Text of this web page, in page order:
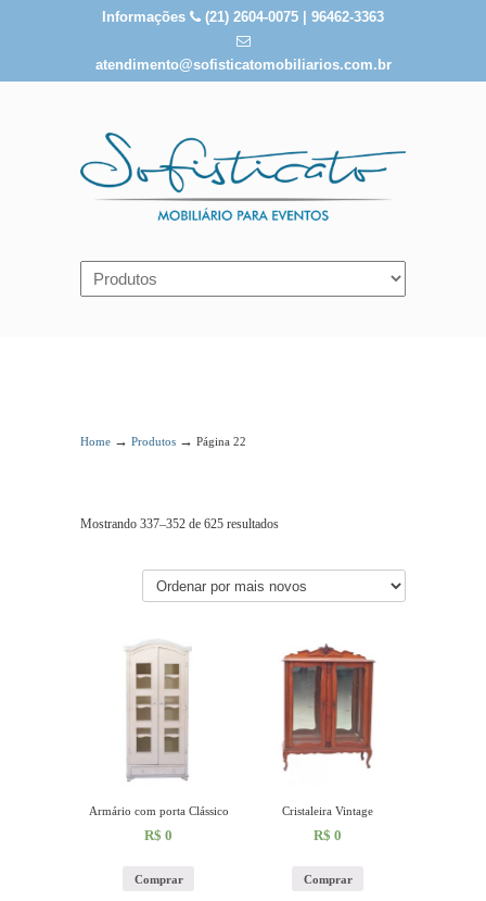
Informações (21) 2604-0075 | 96462-3363
atendimento@sofisticatomobiliarios.com.br
Home → Produtos → Página 22
Mostrando 337–352 de 625 resultados
Armário com porta Clássico
R$ 0
Comprar
Cristaleira Vintage
R$ 0
Comprar